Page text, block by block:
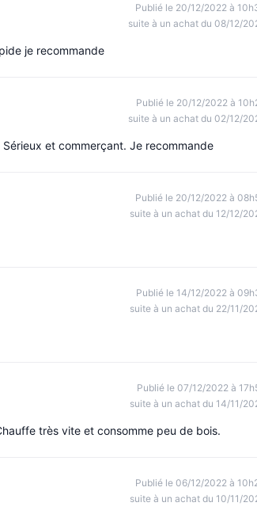
Publié le 20/12/2022 à
suite à un achat du 08/12/
je recommande
Publié le 20/12/2022 à
suite à un achat du 02/12/
et commerçant. Je recommande
Publié le 20/12/2022 à
suite à un achat du 12/12/
Publié le 14/12/2022 à
suite à un achat du 22/11/
Publié le 07/12/2022 à
suite à un achat du 14/11/
très vite et consomme peu de bois.
Publié le 06/12/2022 à
suite à un achat du 10/11/